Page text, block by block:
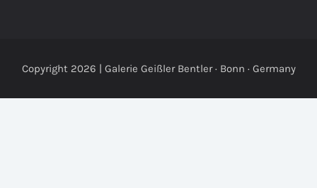
Copyright 2026 | Galerie Geißler Bentler · Bonn · Germany